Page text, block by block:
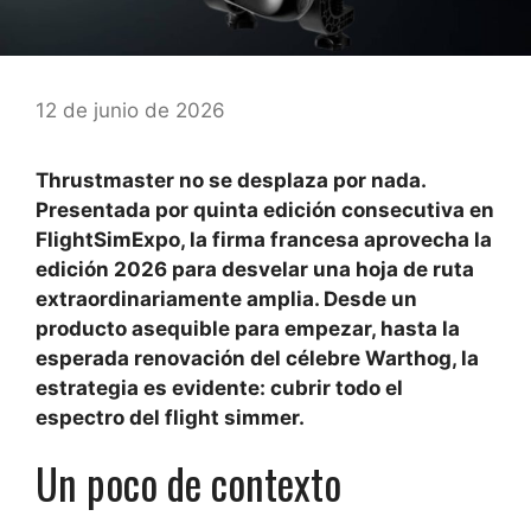
12 de junio de 2026
Thrustmaster no se desplaza por nada.
Presentada por quinta edición consecutiva en
FlightSimExpo, la firma francesa aprovecha la
edición 2026 para desvelar una hoja de ruta
extraordinariamente amplia. Desde un
producto asequible para empezar, hasta la
esperada renovación del célebre Warthog, la
estrategia es evidente: cubrir todo el
espectro del flight simmer.
Un poco de contexto